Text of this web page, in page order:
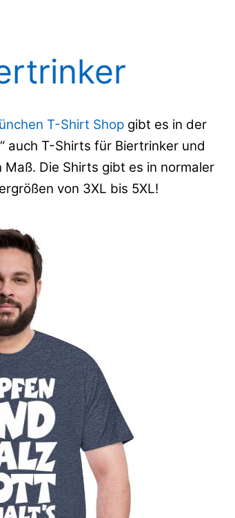
T-Shirt Shop gibt es in der
“ auch T-Shirts für Biertrinker und
Die Shirts gibt es in normaler
von 3XL bis 5XL!